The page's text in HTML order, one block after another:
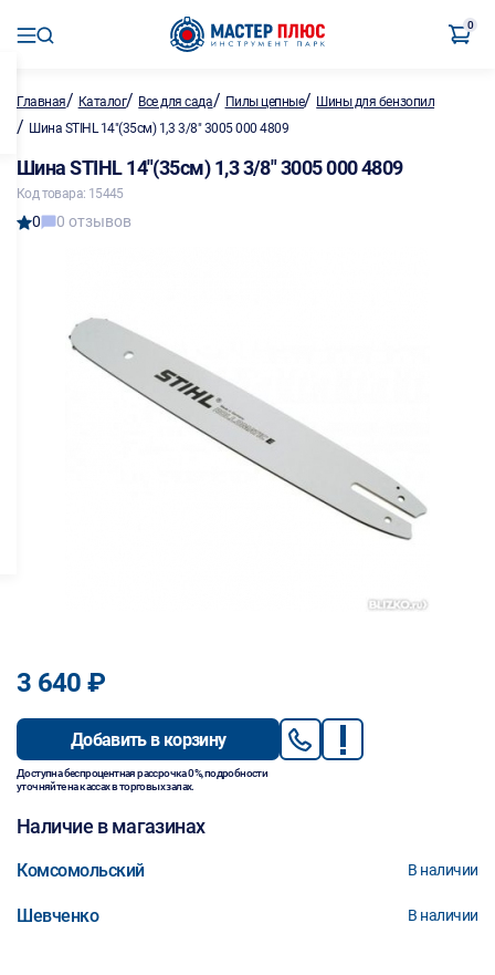
0
Главная/ Каталог/ Все для сада/ Пилы цепные/ Шины для бензопил
/ Шина STIHL 14"(35см) 1,3 3/8" 3005 000 4809
Шина STIHL 14"(35см) 1,3 3/8" 3005 000 4809
Код товара: 15445
0 0 отзывов
3 640 ₽
Добавить в корзину
Доступна беспроцентная рассрочка 0%, подробности
уточняйте на кассах в торговых залах.
Наличие в магазинах
Комсомольский В наличии
Шевченко В наличии